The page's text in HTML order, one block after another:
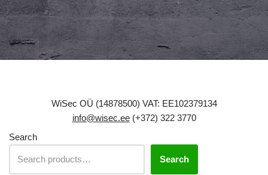
WiSec OÜ (14878500) VAT: EE102379134
info@wisec.ee(+372) 322 3770
Search
Search